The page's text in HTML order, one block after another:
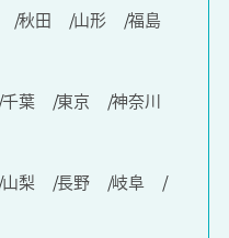
秋田 山形
福島
千葉 東京
神奈川
山梨 長野
岐阜